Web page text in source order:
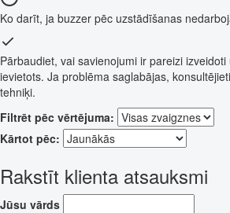
Ko darīt, ja buzzer pēc uzstādīšanas
Pārbaudiet, vai savienojumi ir pareizi
ievietots. Ja problēma saglabājas,
tehniķi.
Filtrēt pēc vērtējuma:
Kārtot pēc:
Rakstīt klienta atsauksmi
Jūsu vārds